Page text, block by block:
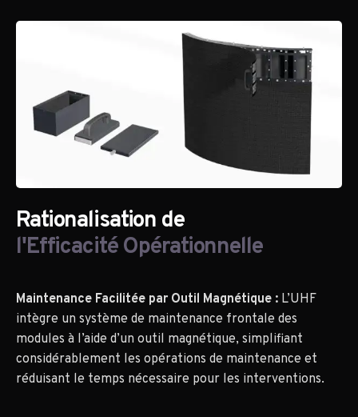
Rationalisation de
l'Efficacité Opérationnelle
Maintenance Facilitée par Outil Magnétique : L’UHF
intègre un système de maintenance frontale des
modules à l’aide d’un outil magnétique, simplifiant
considérablement les opérations de maintenance et
réduisant le temps nécessaire pour les interventions.